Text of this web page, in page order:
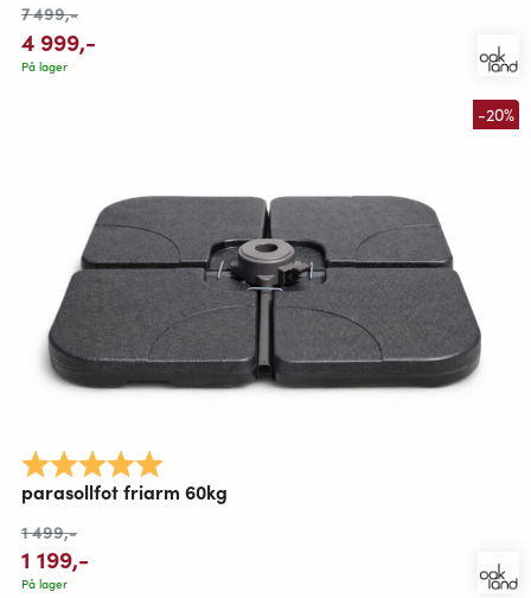
7 499,-
4 999,-
På lager
-20%
Karakter:
parasollfot friarm 60kg
1 499,-
1 199,-
På lager